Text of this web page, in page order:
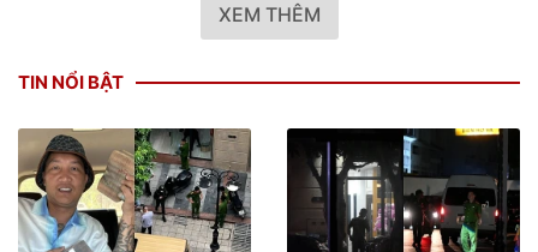
XEM THÊM
TIN NỔI BẬT